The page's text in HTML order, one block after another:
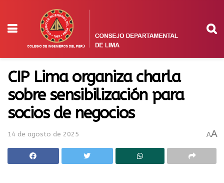
CIP Lima organiza charla
sobre sensibilización para
socios de negocios
14 de agosto de 2025 AA